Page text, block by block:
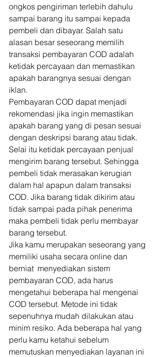
ongkos pengiriman terlebih dahulu
sampai barang itu sampai kepada
pembeli dan dibayar. Salah satu
alasan besar seseorang memilih
transaksi pembayaran COD adalah
ketidak percayaan dan memastikan
apakah barangnya sesuai dengan
iklan.
Pembayaran COD dapat menjadi
rekomendasi jika ingin memastikan
apakah barang yang di pesan sesuai
dengan deskripsi barang atau tidak.
Selai itu ketidak percayaan penjual
mengirim barang tersebut. Sehingga
pembeli tidak merasakan kerugian
dalam hal apapun dalam transaksi
COD. Jika barang tidak dikirim atau
tidak sampai pada pihak penerima
maka pembeli tidak perlu membayar
barang tersebut.
Jika kamu merupakan seseorang yang
memiliki usaha secara online dan
berniat  menyediakan sistem
pembayaran COD, ada harus
mengetahui beberapa hal mengenai
COD tersebut. Metode ini tidak
sepenuhnya mudah dilakukan atau
minim resiko. Ada beberapa hal yang
perlu kamu ketahui sebelum
memutuskan menyediakan layanan ini